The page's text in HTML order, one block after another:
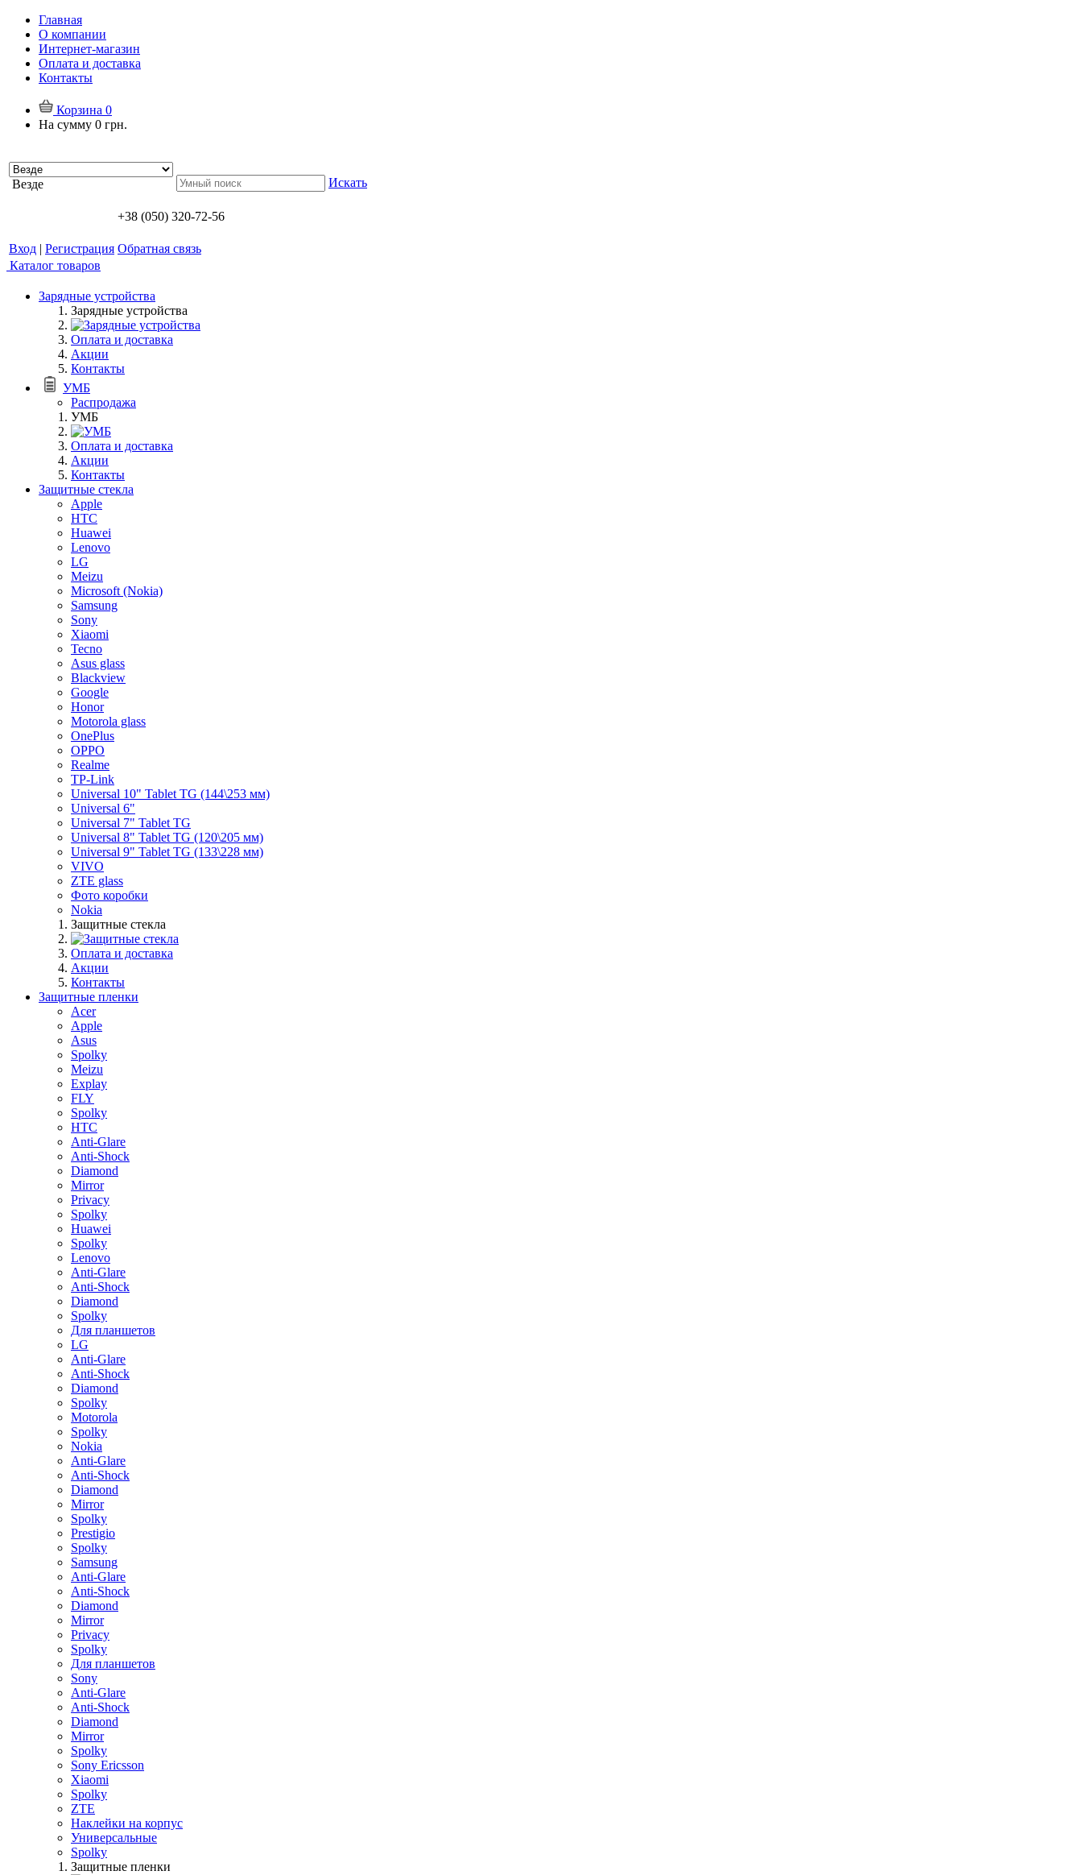
Главная
О компании
Интернет-магазин
Оплата и доставка
Контакты
Корзина 0
На сумму 0 грн.
Везде Искать
+38 (050) 320-72-56
Вход | Регистрация Обратная связь
Каталог товаров
Зарядные устройства
Зарядные устройства
Оплата и доставка
Акции
Контакты
УМБ
Распродажа
УМБ
Оплата и доставка
Акции
Контакты
Защитные стекла
Apple
HTC
Huawei
Lenovo
LG
Meizu
Microsoft (Nokia)
Samsung
Sony
Xiaomi
Tecno
Asus glass
Blackview
Google
Honor
Motorola glass
OnePlus
OPPO
Realme
TP-Link
Universal 10" Tablet TG (144\253 мм)
Universal 6"
Universal 7" Tablet TG
Universal 8" Tablet TG (120\205 мм)
Universal 9" Tablet TG (133\228 мм)
VIVO
ZTE glass
Фото коробки
Nokia
Защитные стекла
Оплата и доставка
Акции
Контакты
Защитные пленки
Acer
Apple
Asus
Spolky
Meizu
Explay
FLY
Spolky
HTC
Anti-Glare
Anti-Shock
Diamond
Mirror
Privacy
Spolky
Huawei
Spolky
Lenovo
Anti-Glare
Anti-Shock
Diamond
Spolky
Для планшетов
LG
Anti-Glare
Anti-Shock
Diamond
Spolky
Motorola
Spolky
Nokia
Anti-Glare
Anti-Shock
Diamond
Mirror
Spolky
Prestigio
Spolky
Samsung
Anti-Glare
Anti-Shock
Diamond
Mirror
Privacy
Spolky
Для планшетов
Sony
Anti-Glare
Anti-Shock
Diamond
Mirror
Spolky
Sony Ericsson
Xiaomi
Spolky
ZTE
Наклейки на корпус
Универсальные
Spolky
Защитные пленки